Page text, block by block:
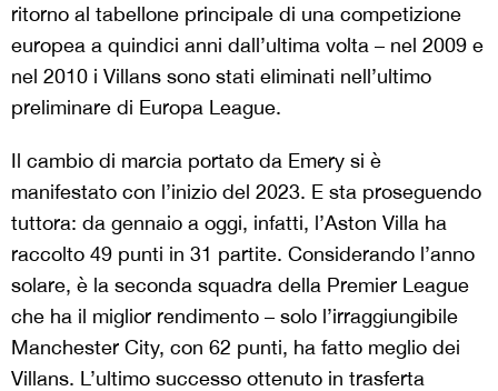
ritorno al tabellone principale di una competizione
europea a quindici anni dall’ultima volta – nel 2009 e
nel 2010 i Villans sono stati eliminati nell’ultimo
preliminare di Europa League.
Il cambio di marcia portato da Emery si è
manifestato con l’inizio del 2023. E sta proseguendo
tuttora: da gennaio a oggi, infatti, l’Aston Villa ha
raccolto 49 punti in 31 partite. Considerando l’anno
solare, è la seconda squadra della Premier League
che ha il miglior rendimento – solo l’irraggiungibile
Manchester City, con 62 punti, ha fatto meglio dei
Villans. L’ultimo successo ottenuto in trasferta